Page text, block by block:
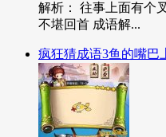
解析： 往事上面有个
不堪回首 成语解...
疯狂猜成语3鱼的嘴巴